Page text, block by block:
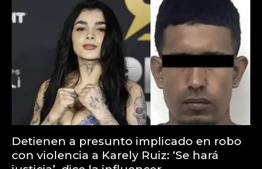
Detienen a presunto implicado en robo
con violencia a Karely Ruiz: ‘Se hará